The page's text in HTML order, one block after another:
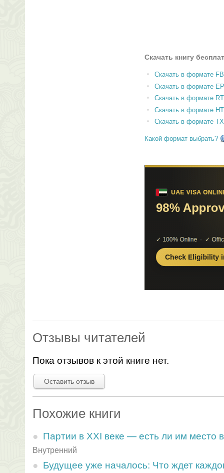
Скачать книгу
Скачать в формате
Скачать в формате
Скачать в формате
Скачать в формате
Скачать в формате
Какой формат выбрать?
Отзывы читателей
Пока отзывов к этой книге нет.
Оставить отзыв
Похожие книги
Партии в XXI веке — есть ли им место
Внутренний
Будущее уже началось: Что ждет